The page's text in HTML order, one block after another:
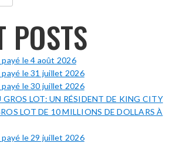
POSTS
le 4 août 2026
le 31 juillet 2026
le 30 juillet 2026
GROS LOT: UN RÉSIDENT DE KING CITY
LOT DE 10 MILLIONS DE DOLLARS À
le 29 juillet 2026